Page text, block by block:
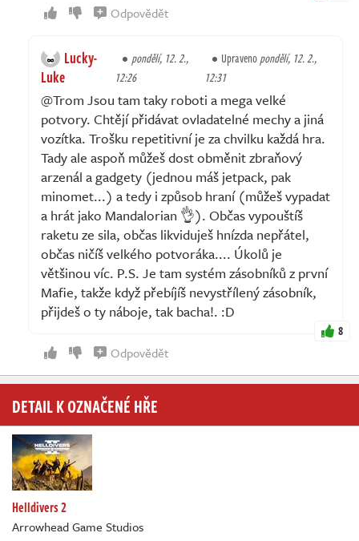
Odpovědět
Lucky-
Luke
pondělí, 12. 2.,
12:26
Upravenopondělí, 12. 2.,
12:31
@Trom Jsou tam taky roboti a mega velké
potvory. Chtějí přidávat ovladatelné mechy a jiná
vozítka. Trošku repetitivní je za chvilku každá hra.
Tady ale aspoň můžeš dost obměnit zbraňový
arzenál a gadgety (jednou máš jetpack, pak
minomet...) a tedy i způsob hraní (můžeš vypadat
a hrát jako Mandalorian 👌). Občas vypouštíš
raketu ze sila, občas likviduješ hnízda nepřátel,
občas ničíš velkého potvoráka.... Úkolů je
většinou víc. P.S. Je tam systém zásobníků z první
Mafie, takže když přebíjíš nevystřílený zásobník,
přijdeš o ty náboje, tak bacha!. :D
8
Odpovědět
DETAIL K OZNAČENÉ HŘE
Helldivers 2
Arrowhead Game Studios